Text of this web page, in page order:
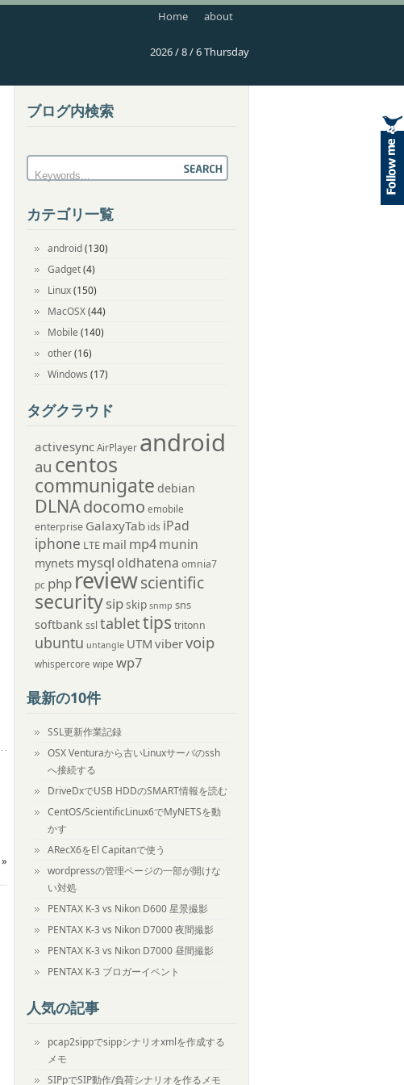
Home about
2026 / 8 / 6 Thursday
»
ブログ内検索
カテゴリ一覧
android(130)
Gadget(4)
Linux(150)
MacOSX(44)
Mobile (140)
other(16)
Windows (17)
タグクラウド
activesync AirPlayer android
au centos
communigate debian
DLNAdocomo emobile
enterprise GalaxyTab ids iPad
iphone LTE mail mp4munin
mynets mysql oldhatena omnia7
pc php reviewscientific
securitysipskip snmp sns
softbankssl tablettips tritonn
ubuntu untangle UTM vibervoip
whispercore wipe wp7
最新の10件
SSL更新作業記録
OSX Venturaから古いLinuxサーバのssh
へ接続する
DriveDxでUSB HDDのSMART情報を読む
CentOS/ScientificLinux6でMyNETSを動
かす
ARecX6をEl Capitanで使う
wordpressの管理ページの一部が開けな
い対処
PENTAX K-3 vs Nikon D600 星景撮影
PENTAX K-3 vs Nikon D7000 夜間撮影
PENTAX K-3 vs Nikon D7000 昼間撮影
PENTAX K-3 ブロガーイベント
人気の記事
pcap2sippでsippシナリオxmlを作成する
メモ
SIPpでSIP動作/負荷シナリオを作るメモ